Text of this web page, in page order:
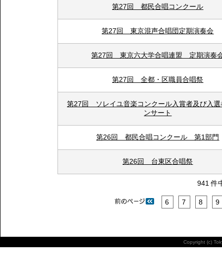
第27回 都民合唱コンクール
第27回 東京混声合唱団定期演奏会
第27回 東京六大学合唱連盟 定期演奏
第27回 全都・区職員合唱祭
第27回 ソレイユ音楽コンクール入賞者及び入選
ンサート
第26回 都民合唱コンクール 第1部門
第26回 台東区合唱祭
941 件
6 7 8 9
Copyright (c)